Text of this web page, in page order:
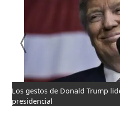
Los gestos de Donald Trump
presidencial